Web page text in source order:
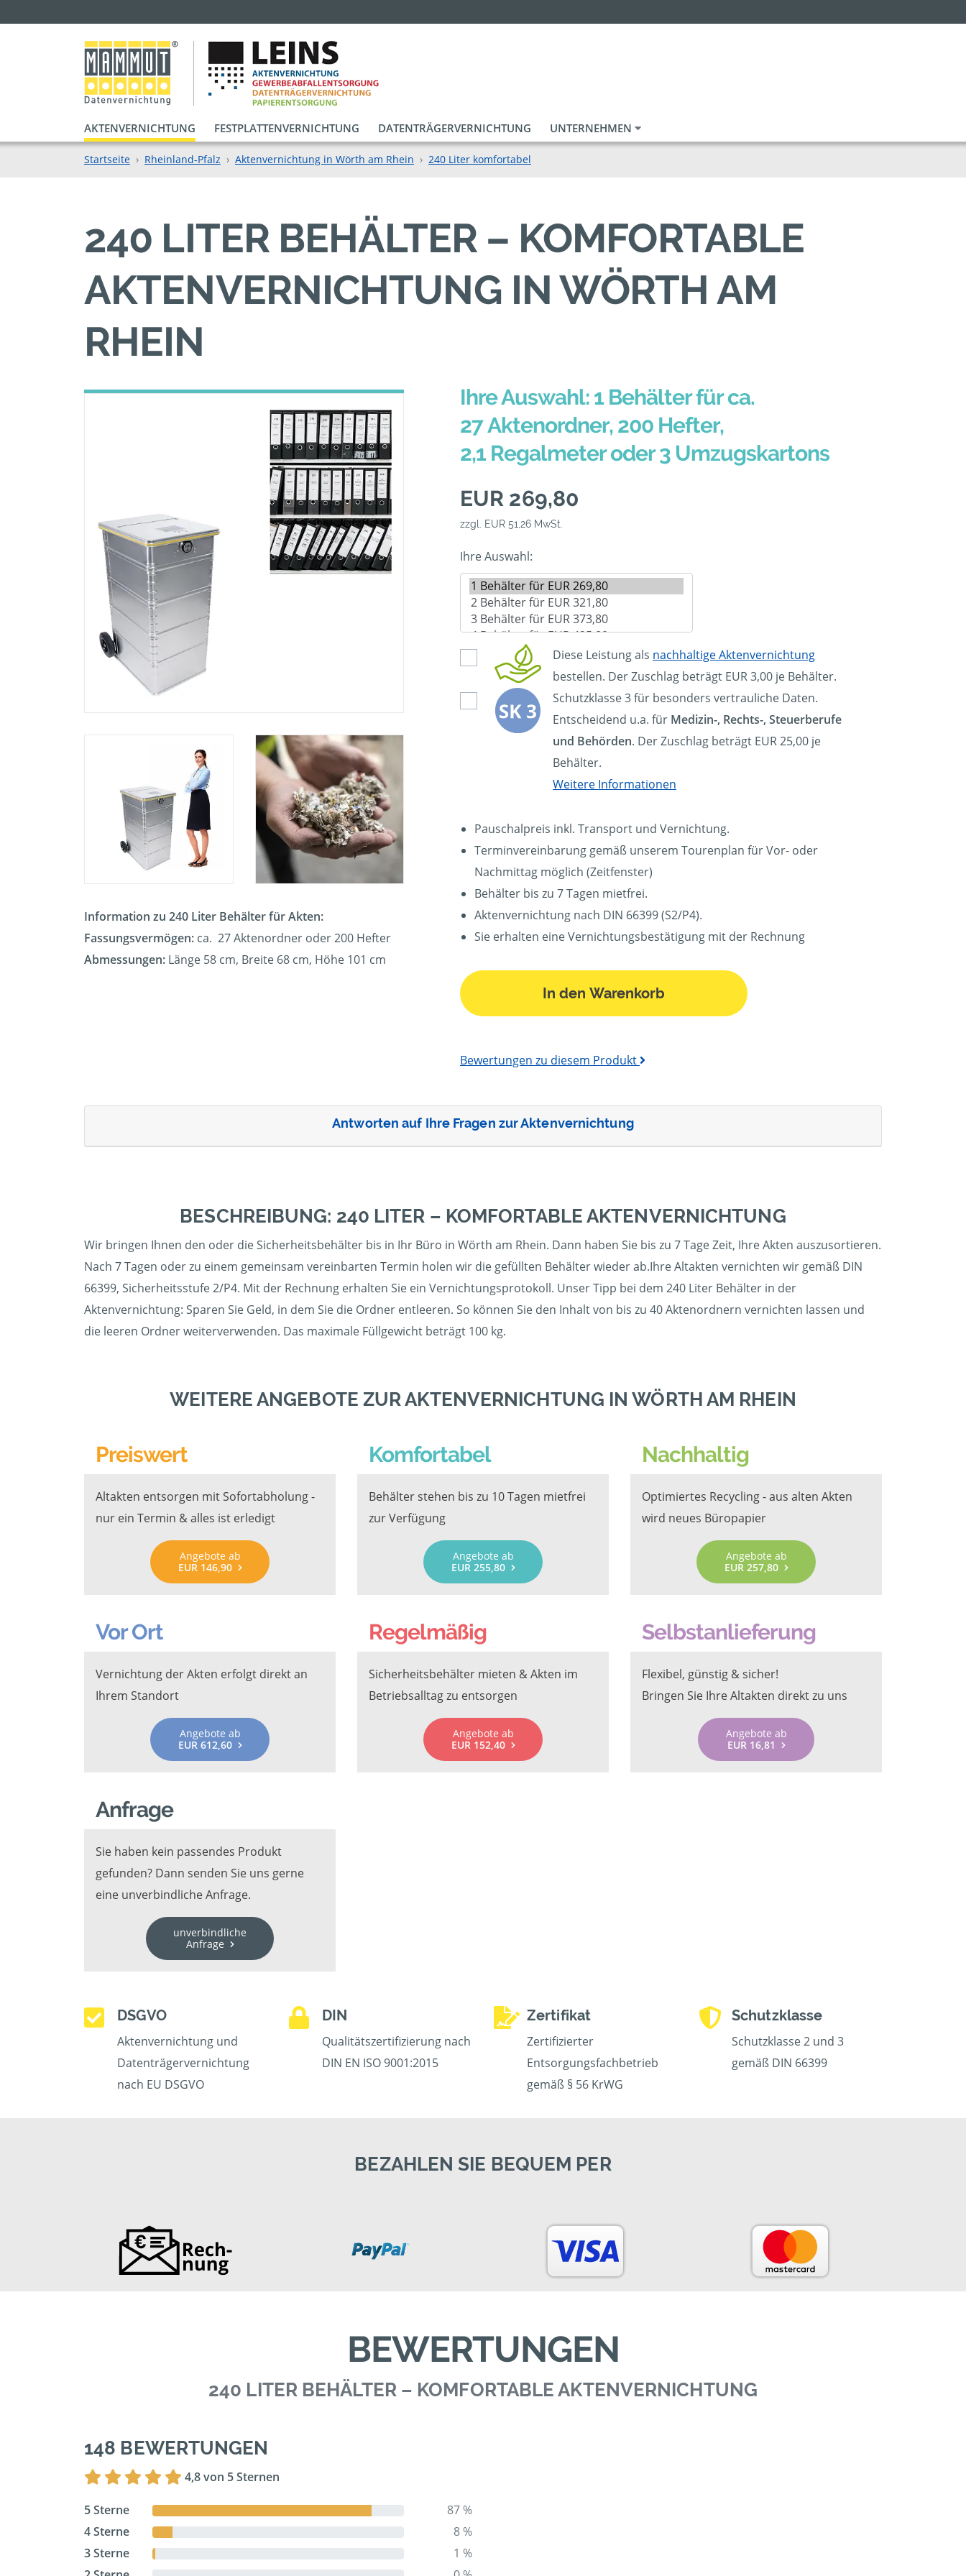
AKTENVERNICHTUNG FESTPLATTENVERNICHTUNG DATENTRÄGERVERNICHTUNG UNTERNEHMEN
Startseite Rheinland-Pfalz Aktenvernichtung in Wörth am Rhein 240 Liter komfortabel
240 LITER BEHÄLTER – KOMFORTABLE
AKTENVERNICHTUNG IN WÖRTH AM
RHEIN
Information zu 240 Liter Behälter für Akten:
Fassungsvermögen: ca. 27 Aktenordner oder 200 Hefter
Abmessungen: Länge 58 cm, Breite 68 cm, Höhe 101 cm
Ihre Auswahl: 1 Behälter für ca.
27 Aktenordner, 200 Hefter,
2,1 Regalmeter oder 3 Umzugskartons
EUR 269,80
zzgl. EUR 51,26 MwSt.
Ihre Auswahl:
Diese Leistung als nachhaltige Aktenvernichtung
bestellen. Der Zuschlag beträgt EUR 3,00 je Behälter.
Schutzklasse 3 für besonders vertrauliche Daten.
Entscheidend u.a. für Medizin-, Rechts-, Steuerberufe
und Behörden. Der Zuschlag beträgt EUR 25,00 je
Behälter.
Weitere Informationen
Pauschalpreis inkl. Transport und Vernichtung.
Terminvereinbarung gemäß unserem Tourenplan für Vor- oder
Nachmittag möglich (Zeitfenster)
Behälter bis zu 7 Tagen mietfrei.
Aktenvernichtung nach DIN 66399 (S2/P4).
Sie erhalten eine Vernichtungsbestätigung mit der Rechnung
In den Warenkorb
Bewertungen zu diesem Produkt
Antworten auf Ihre Fragen zur Aktenvernichtung
BESCHREIBUNG: 240 LITER – KOMFORTABLE AKTENVERNICHTUNG
Wir bringen Ihnen den oder die Sicherheitsbehälter bis in Ihr Büro in Wörth am Rhein. Dann haben Sie bis zu 7 Tage Zeit, Ihre Akten auszusortieren.
Nach 7 Tagen oder zu einem gemeinsam vereinbarten Termin holen wir die gefüllten Behälter wieder ab.Ihre Altakten vernichten wir gemäß DIN
66399, Sicherheitsstufe 2/P4. Mit der Rechnung erhalten Sie ein Vernichtungsprotokoll. Unser Tipp bei dem 240 Liter Behälter in der
Aktenvernichtung: Sparen Sie Geld, in dem Sie die Ordner entleeren. So können Sie den Inhalt von bis zu 40 Aktenordnern vernichten lassen und
die leeren Ordner weiterverwenden. Das maximale Füllgewicht beträgt 100 kg.
WEITERE ANGEBOTE ZUR AKTENVERNICHTUNG IN WÖRTH AM RHEIN
Preiswert
Altakten entsorgen mit Sofortabholung -
nur ein Termin & alles ist erledigt
Angebote ab
EUR 146,90
Komfortabel
Behälter stehen bis zu 10 Tagen mietfrei
zur Verfügung
Angebote ab
EUR 255,80
Nachhaltig
Optimiertes Recycling - aus alten Akten
wird neues Büropapier
Angebote ab
EUR 257,80
Vor Ort
Vernichtung der Akten erfolgt direkt an
Ihrem Standort
Angebote ab
EUR 612,60
Regelmäßig
Sicherheitsbehälter mieten & Akten im
Betriebsalltag zu entsorgen
Angebote ab
EUR 152,40
Selbstanlieferung
Flexibel, günstig & sicher!
Bringen Sie Ihre Altakten direkt zu uns
Angebote ab
EUR 16,81
Anfrage
Sie haben kein passendes Produkt
gefunden? Dann senden Sie uns gerne
eine unverbindliche Anfrage.
unverbindliche
Anfrage
DSGVO
Aktenvernichtung und
Datenträgervernichtung
nach EU DSGVO
DIN
Qualitätszertifizierung nach
DIN EN ISO 9001:2015
Zertifikat
Zertifizierter
Entsorgungsfachbetrieb
gemäß § 56 KrWG
Schutzklasse
Schutzklasse 2 und 3
gemäß DIN 66399
BEZAHLEN SIE BEQUEM PER
BEWERTUNGEN
240 LITER BEHÄLTER – KOMFORTABLE AKTENVERNICHTUNG
148 BEWERTUNGEN
4,8 von 5 Sternen
5 Sterne
87 %
4 Sterne
8 %
3 Sterne
1 %